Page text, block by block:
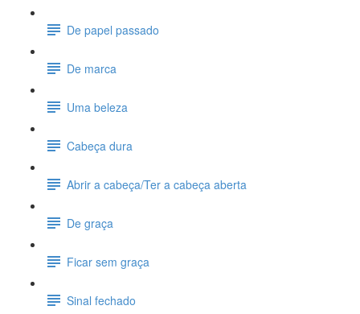
De papel passado
De marca
Uma beleza
Cabeça dura
Abrir a cabeça/Ter a cabeça aberta
De graça
Ficar sem graça
Sinal fechado